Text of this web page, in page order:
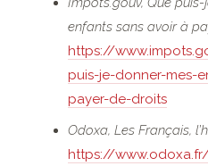
enfants sans avoir à
https://
puis-je-donner-mes-
payer-de-droits
Odoxa, Les Français,
https://